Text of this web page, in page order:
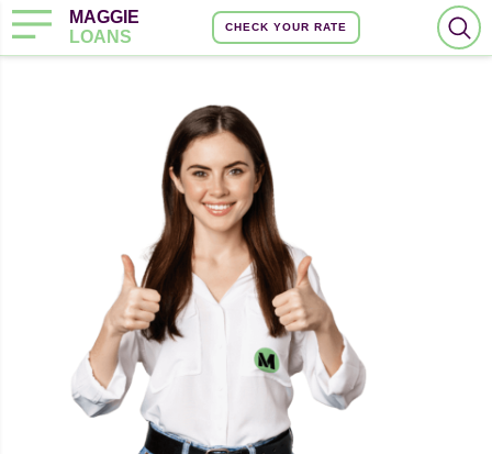
MAGGIE
LOANS
CHECK YOUR RATE